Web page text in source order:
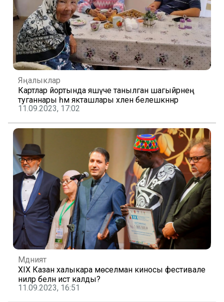
Яңалыклар
Картлар йортында яшәүче танылган шагыйрәнең
туганнары һәм якташлары хәлен белешкәннәр
11.09.2023, 17:02
Мәдәният
XIX Казан халыкара мөселман киносы фестивале
ниләр белән истә калды?
11.09.2023, 16:51